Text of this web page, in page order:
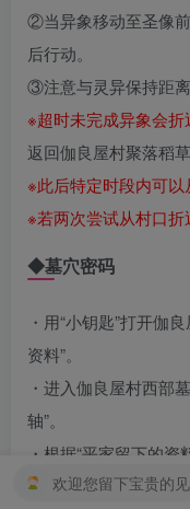
②当异象移动至圣像
后行动。
③注意与灵异保持距离
※超时未完成异象会折
返回伽良屋村聚落稻
※此后特定时段内可以
※若两次尝试从村口折
◆墓穴密码
・用“小钥匙”打开伽
资料”。
・进入伽良屋村西部
轴”。
・根据“平家留下的资
压墓穴开关：
欢迎您留下宝贵的见